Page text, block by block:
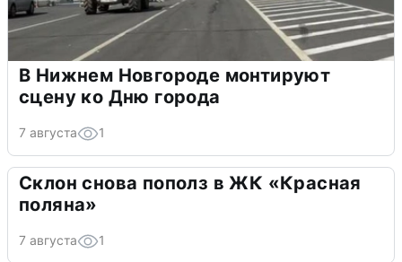
В Нижнем Новгороде монтируют
сцену ко Дню города
7 августа 1
Склон снова пополз в ЖК «Красная
поляна»
7 августа 1